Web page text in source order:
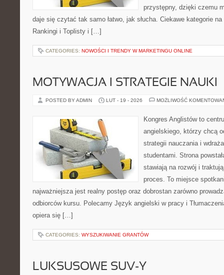
przystępny, dzięki czemu
daje się czytać tak samo łatwo, jak słucha. Ciekawe kategorie
Rankingi i Toplisty i […]
CATEGORIES: NOWOŚCI I TRENDY W MARKETINGU ONLINE
MOTYWACJA I STRATEGIE NAUKI
POSTED BY ADMIN LUT - 19 - 2026 MOŻLIWOŚĆ
Kongres Anglistów to
angielskiego, którzy chcą
strategii nauczania i
studentami. Strona
stawiają na rozwój i
proces. To miejsce
najważniejsza jest realny postęp oraz dobrostan zarówno
odbiorców kursu. Polecamy Język angielski w pracy i
opiera się […]
CATEGORIES: WYSZUKIWANIE GRANTÓW
LUKSUSOWE SUV-Y